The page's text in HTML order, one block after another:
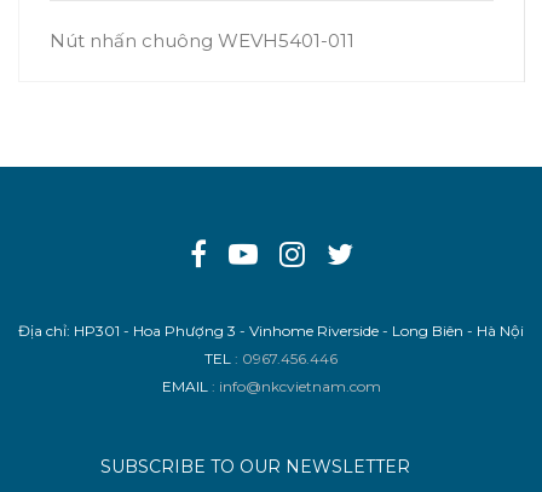
Nút nhấn chuông WEVH5401-011
Địa chỉ: HP301 - Hoa Phượng 3 - Vinhome Riverside - Long Biên - Hà Nội
TEL : 0967.456.446
EMAIL : info@nkcvietnam.com
SUBSCRIBE TO OUR NEWSLETTER